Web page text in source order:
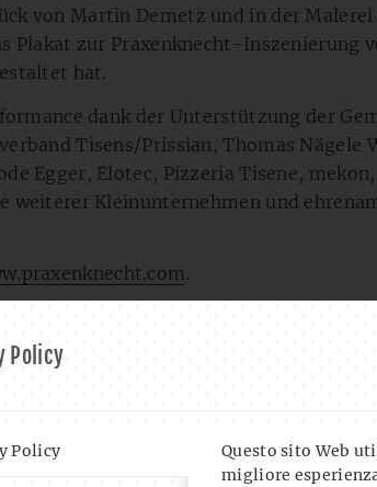
Policy
Policy
Questo sito Web
migliore
von Martin Demetz und in der Malerei
Plakat zur Praxenknecht-Inszenierung
hat.
dank der Unterstützung der
Tisens/Prissian, Thomas Nägele
Egger, Elotec, Pizzeria Tisene,
weiterer Kleinunternehmen und
.